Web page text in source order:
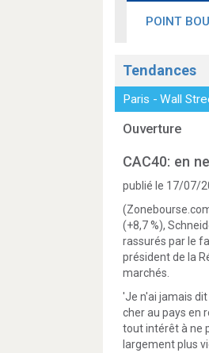
POINT
Tendances
Paris - Wall
Ouverture
CAC40: en
publié le 17/07/
(+8,7 %),
rassurés par le
président de la
marchés.
'Je n'ai jamais
cher au pays en
tout intérêt à ne
largement plus